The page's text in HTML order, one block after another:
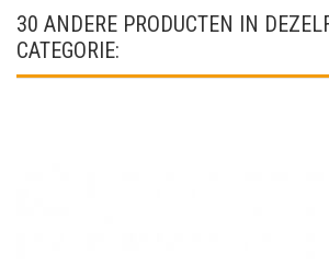
30 ANDERE PRODUCTEN IN
CATEGORIE: